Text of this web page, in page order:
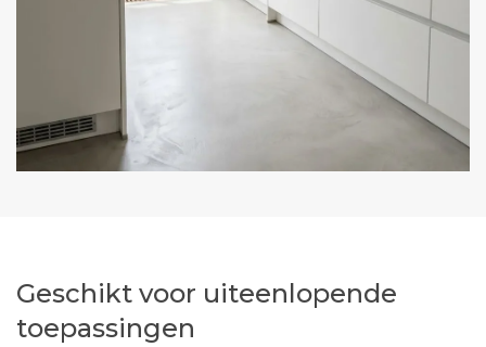
Geschikt voor uiteenlopende
toepassingen